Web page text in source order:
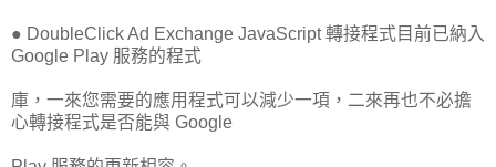
● DoubleClick Ad Exchange JavaScript 轉接程式目前已納入
Google Play 服務的程式
庫，一來您需要的應用程式可以減少一項，二來再也不必擔
心轉接程式是否能與 Google